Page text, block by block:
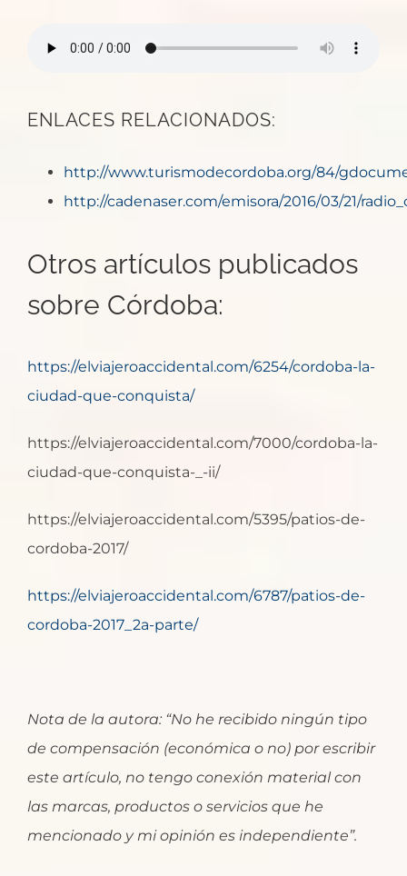
ENLACES RELACIONADOS:
http://www.turismodecordoba.org/84/
http://cadenaser.com/emisora/2016/03/21/
Otros artículos publicados
sobre Córdoba:
https://elviajeroaccidental.com/6254/cordoba-la-
ciudad-que-conquista/
https://elviajeroaccidental.com/7000/cordoba-la-
ciudad-que-conquista-_-ii/
https://elviajeroaccidental.com/5395/patios-de-
cordoba-2017/
https://elviajeroaccidental.com/6787/patios-de-
cordoba-2017_2a-parte/
Nota de la autora: “No he recibido ningún tipo
de compensación (económica o no) por escribir
este artículo, no tengo conexión material con
las marcas, productos o servicios que he
mencionado y mi opinión es independiente”.